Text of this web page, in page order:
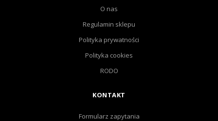
O nas
Regulamin sklepu
Polityka prywatności
Polityka cookies
RODO
KONTAKT
Formularz zapytania